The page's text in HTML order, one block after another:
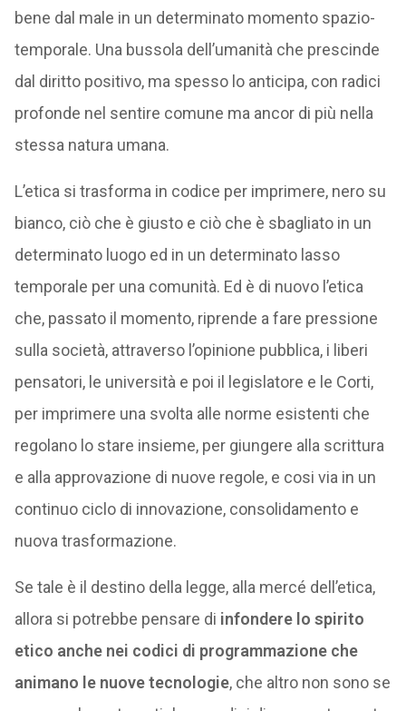
bene dal male in un determinato momento spazio-
temporale. Una bussola dell’umanità che prescinde
dal diritto positivo, ma spesso lo anticipa, con radici
profonde nel sentire comune ma ancor di più nella
stessa natura umana.
L’etica si trasforma in codice per imprimere, nero su
bianco, ciò che è giusto e ciò che è sbagliato in un
determinato luogo ed in un determinato lasso
temporale per una comunità. Ed è di nuovo l’etica
che, passato il momento, riprende a fare pressione
sulla società, attraverso l’opinione pubblica, i liberi
pensatori, le università e poi il legislatore e le Corti,
per imprimere una svolta alle norme esistenti che
regolano lo stare insieme, per giungere alla scrittura
e alla approvazione di nuove regole, e cosi via in un
continuo ciclo di innovazione, consolidamento e
nuova trasformazione.
Se tale è il destino della legge, alla mercé dell’etica,
allora si potrebbe pensare di infondere lo spirito
etico anche nei codici di programmazione che
animano le nuove tecnologie, che altro non sono se